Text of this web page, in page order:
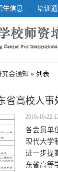
生信息 培训通
究会通知 » 列表
省高校人事
2018-10-22
各会员单
现代大学
进一步提
东省高等